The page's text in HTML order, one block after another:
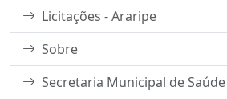
Licitações - Araripe
Sobre
Secretaria Municipal de Saúde